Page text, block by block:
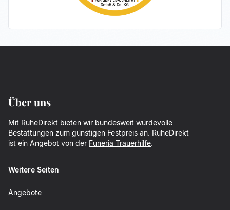
Über uns
Mit RuheDirekt bieten wir bundesweit würdevolle
Bestattungen zum günstigen Festpreis an. RuheDirekt
ist ein Angebot von der Funeria Trauerhilfe.
Weitere Seiten
Angebote